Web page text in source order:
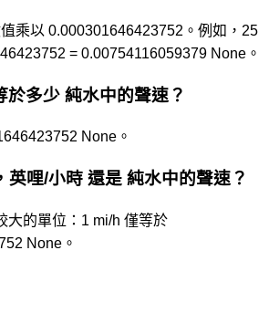
乘以 0.000301646423752。例如，25
= 0.00754116059379 None。
於多少 純水中的聲速？
None。
英哩/小時 還是 純水中的聲速？
大的單位：1 mi/h 僅等於
None。